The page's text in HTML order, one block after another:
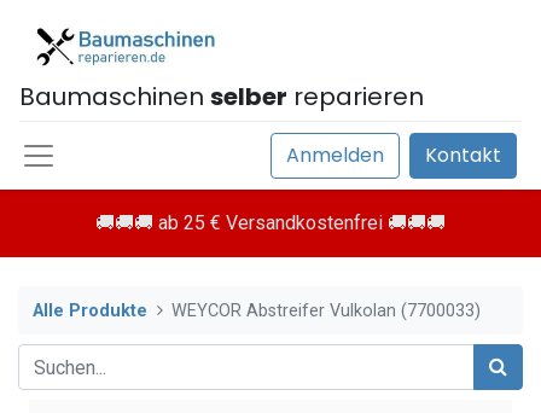
Baumaschinen selber reparieren
Anmelden Kontakt
🚚🚚🚚 ab 25 € Versandkostenfrei 🚚🚚🚚
Alle Produkte WEYCOR Abstreifer Vulkolan (7700033)